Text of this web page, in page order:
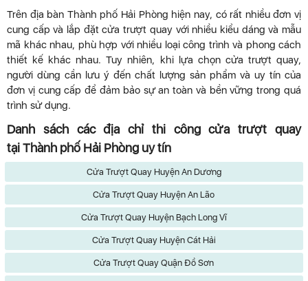
Trên địa bàn Thành phố Hải Phòng hiện nay, có rất nhiều đơn vị
cung cấp và lắp đặt cửa trượt quay với nhiều kiểu dáng và mẫu
mã khác nhau, phù hợp với nhiều loại công trình và phong cách
thiết kế khác nhau. Tuy nhiên, khi lựa chọn cửa trượt quay,
người dùng cần lưu ý đến chất lượng sản phẩm và uy tín của
đơn vị cung cấp để đảm bảo sự an toàn và bền vững trong quá
trình sử dụng.
Danh sách các địa chỉ thi công cửa trượt quay
tại Thành phố Hải Phòng uy tín
Cửa Trượt Quay Huyện An Dương
Cửa Trượt Quay Huyện An Lão
Cửa Trượt Quay Huyện Bạch Long Vĩ
Cửa Trượt Quay Huyện Cát Hải
Cửa Trượt Quay Quận Đồ Sơn